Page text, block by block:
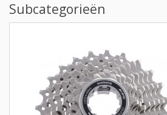
Subcategorieën